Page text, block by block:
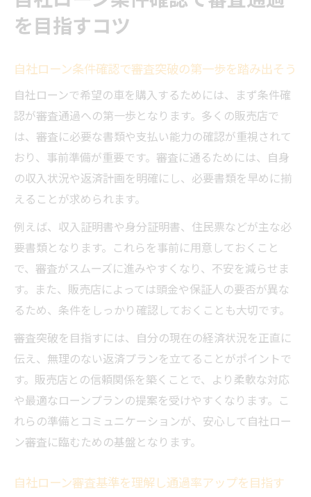
特徴を解説
自社ローンやばいと言われる理由と正しい
審査基準から見る自社ローン成功の秘訣
自社ローン審査基準の要点と条件整理の実
践例
自社ローンの通りやすさは審査基準の柔軟
性に注目
自社ローン審査内容から見る成功に欠かせ
自社ローン条件確認で重視すべきポイント
とは何か
自社ローン条件確認で実現する無理のない
返済計画
自社ローンの返済シミュレーションで条件
を見直す
自社ローン審査に通る返済計画の立て方と
自社ローン条件と月々の返済額を賢く見極
を目指すコツ
自社ローン条件確認で審査突破の第一歩を踏み出そう
自社ローンで希望の車を購入するためには、まず条件確
認が審査通過への第一歩となります。多くの販売店で
は、審査に必要な書類や支払い能力の確認が重視されて
おり、事前準備が重要です。審査に通るためには、自身
の収入状況や返済計画を明確にし、必要書類を早めに揃
えることが求められます。
例えば、収入証明書や身分証明書、住民票などが主な必
要書類となります。これらを事前に用意しておくこと
で、審査がスムーズに進みやすくなり、不安を減らせま
す。また、販売店によっては頭金や保証人の要否が異な
るため、条件をしっかり確認しておくことも大切です。
審査突破を目指すには、自分の現在の経済状況を正直に
伝え、無理のない返済プランを立てることがポイントで
す。販売店との信頼関係を築くことで、より柔軟な対応
や最適なローンプランの提案を受けやすくなります。こ
れらの準備とコミュニケーションが、安心して自社ロー
ン審査に臨むための基盤となります。
自社ローン審査基準を理解し通過率アップを目指す